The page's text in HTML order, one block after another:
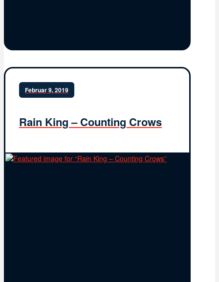
Februar 9, 2019
Rain King – Counting Crows